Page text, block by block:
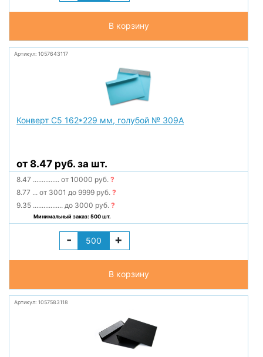
В корзину
Артикул: 1057643117
Конверт С5 162*229 мм, голубой № 309А
от 8.47 руб. за шт.
8.47 ............... от 10000 руб.?
8.77 ... от 3001 до 9999 руб.?
9.35 ................. до 3000 руб.?
Минимальный заказ: 500 шт.
- +
В корзину
Артикул: 1057583118